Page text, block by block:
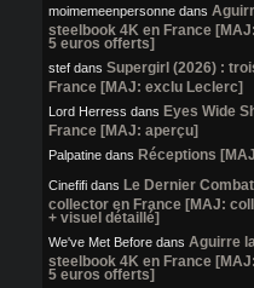
moimemeenpersonne dans
steelbook 4K en France
5 euros offerts]
stef dans Supergirl (2026) :
France [MAJ: exclu Leclerc]
Lord Herress dans Eyes Wide
France [MAJ: aperçu]
Palpatine dans Réceptions
Cinefifi dans Le Dernier
collector en France [MAJ:
+ visuel détaillé]
We've Met Before dans Aguirre
steelbook 4K en France
5 euros offerts]